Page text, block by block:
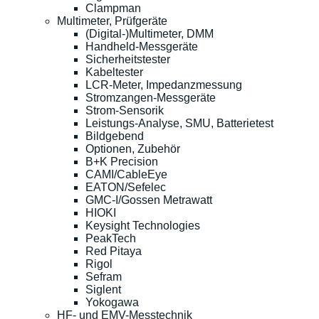
Clampman
Multimeter, Prüfgeräte
(Digital-)Multimeter, DMM
Handheld-Messgeräte
Sicherheitstester
Kabeltester
LCR-Meter, Impedanzmessung
Stromzangen-Messgeräte
Strom-Sensorik
Leistungs-Analyse, SMU, Batterietest
Bildgebend
Optionen, Zubehör
B+K Precision
CAMI/CableEye
EATON/Sefelec
GMC-I/Gossen Metrawatt
HIOKI
Keysight Technologies
PeakTech
Red Pitaya
Rigol
Sefram
Siglent
Yokogawa
HF- und EMV-Messtechnik